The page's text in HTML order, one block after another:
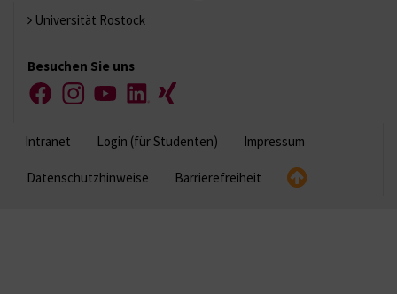
Universität Rostock
Besuchen Sie uns
FacebookInstagramYouTubeLinkedIn
Xing
Intranet Login (für Studenten) Impressum
Datenschutzhinweise Barrierefreiheit